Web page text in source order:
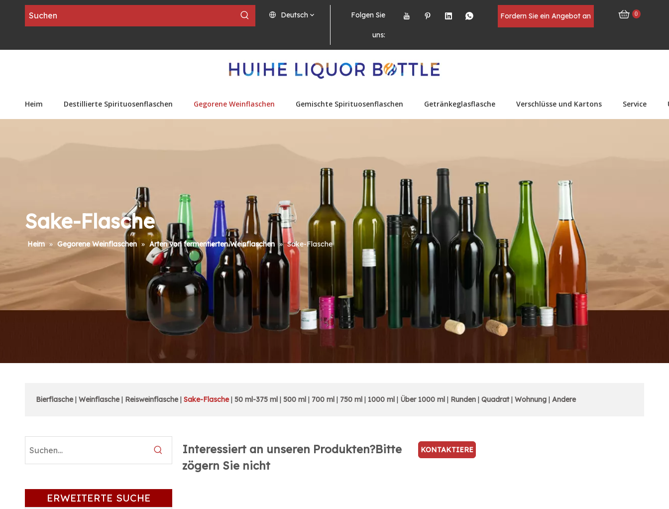
Deutsch Folgen Sie
uns:
Fordern Sie ein Angebot an 0
Heim Destillierte Spirituosenflaschen Gegorene Weinflaschen Gemischte Spirituosenflaschen Getränkeglasflasche Verschlüsse und Kartons Service
Sake-Flasche
Heim » Gegorene Weinflaschen » Arten von fermentierten Weinflaschen » Sake-Flasche
Bierflasche | Weinflasche | Reisweinflasche | Sake-Flasche | 50 ml-375 ml | 500 ml | 700 ml | 750 ml | 1000 ml | Über 1000 ml | Runden | Quadrat | Wohnung | Andere
Interessiert an unseren Produkten?Bitte
zögern Sie nicht
KONTAKTIERE
ERWEITERTE SUCHE